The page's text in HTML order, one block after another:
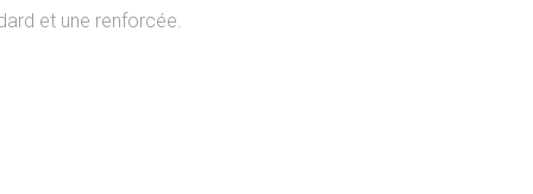
et une renforcée.